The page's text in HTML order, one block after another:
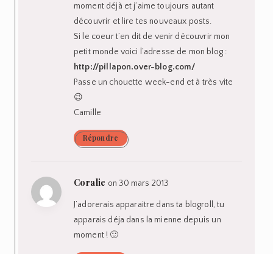
moment déjà et j’aime toujours autant
découvrir et lire tes nouveaux posts.
Si le coeur t’en dit de venir découvrir mon
petit monde voici l’adresse de mon blog :
http://pillapon.over-blog.com/
Passe un chouette week-end et à très vite
😉
Camille
Répondre
Coralie on 30 mars 2013
J’adorerais apparaitre dans ta blogroll, tu
apparais déja dans la mienne depuis un
moment ! 🙂